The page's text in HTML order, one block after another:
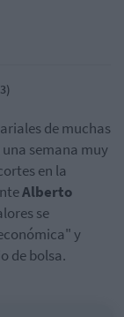
de muchas
semana muy
en la
Alberto
se
y
de bolsa.